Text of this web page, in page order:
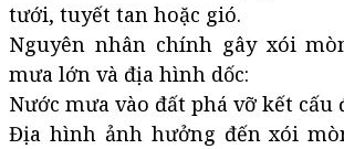
tưới, tuyết tan hoặc gió.
Nguyên nhân chính gây xói
mưa lớn và địa hình dốc:
Nước mưa vào đất phá vỡ kết cấu
Địa hình ảnh hưởng đến xói